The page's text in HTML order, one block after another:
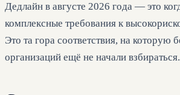
Дедлайн в августе 2026 года — это
комплексные требования к
Это та гора соответствия, на которую
организаций ещё не начали взбираться.